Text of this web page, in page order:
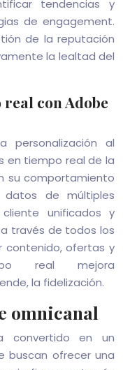
tendencias y
de engagement.
de la reputación
la lealtad del
con Adobe
personalización al
en tiempo real de la
su comportamiento
datos de múltiples
unificados y
través de todos los
contenido, ofertas y
real mejora
la fidelización.
omnicanal
convertido en un
buscan ofrecer una